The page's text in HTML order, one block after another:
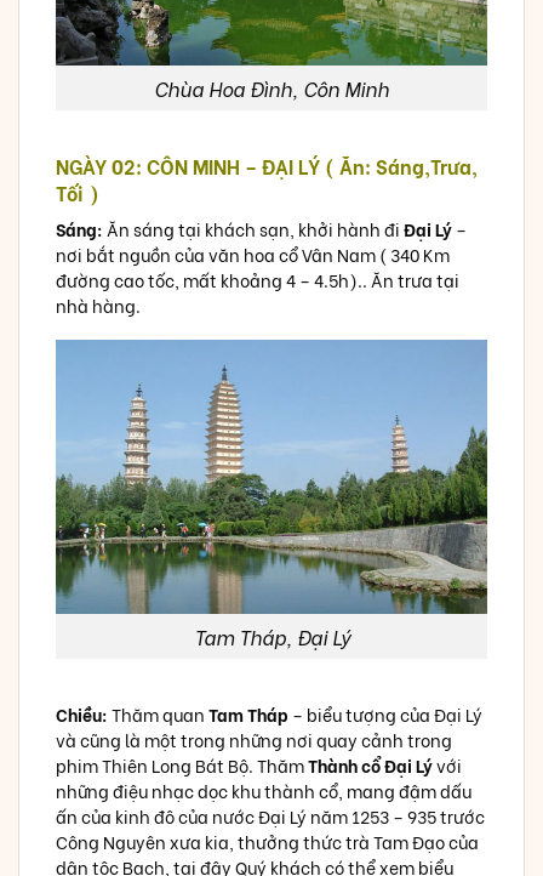
Chùa Hoa Đình, Côn Minh
NGÀY 02: CÔN MINH – ĐẠI LÝ ( Ăn: Sáng,Trưa,
Tối )
Sáng: Ăn sáng tại khách sạn, khởi hành điĐại Lý–
nơi bắt nguồn của văn hoa cổ Vân Nam ( 340 Km
đường cao tốc, mất khoảng 4 – 4.5h).. Ăn trưa tại
nhà hàng.
Tam Tháp, Đại Lý
Chiều:Thăm quanTam Tháp – biểu tượng của Đại Lý
và cũng là một trong những nơi quay cảnh trong
phim Thiên Long Bát Bộ. ThămThành cổ Đại Lývới
những điệu nhạc dọc khu thành cổ, mang đậm dấu
ấn của kinh đô của nước Đại Lý năm 1253 – 935 trước
Công Nguyên xưa kia, thưởng thức trà Tam Đạo của
dân tộc Bạch, tại đây Quý khách có thể xem biểu